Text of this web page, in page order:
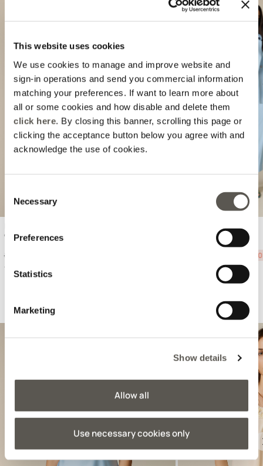
This website uses cookies
We use cookies to manage and improve website and
sign-in operations and send you commercial information
matching your preferences. If want to learn more about
all or some cookies and how disable and delete them
click here. By closing this banner, scrolling this page or
clicking the acceptance button below you agree with and
acknowledge the use of cookies.
Selection
Necessary
Preferences
Statistics
Marketing
Show details
Allow all
Use necessary cookies only
dantelă
L 149,00
7 Colors
Pantaloni slim fit
L 199,00
Previous
Recomandate pentru dvs.
Previous